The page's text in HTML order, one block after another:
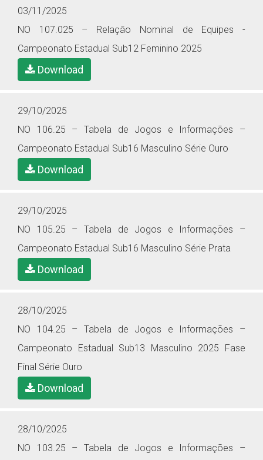
03/11/2025
NO 107.025 – Relação Nominal de Equipes -
Campeonato Estadual Sub12 Feminino 2025
Download
29/10/2025
NO 106.25 – Tabela de Jogos e Informações –
Campeonato Estadual Sub16 Masculino Série Ouro
Download
29/10/2025
NO 105.25 – Tabela de Jogos e Informações –
Campeonato Estadual Sub16 Masculino Série Prata
Download
28/10/2025
NO 104.25 – Tabela de Jogos e Informações –
Campeonato Estadual Sub13 Masculino 2025 Fase
Final Série Ouro
Download
28/10/2025
NO 103.25 – Tabela de Jogos e Informações –